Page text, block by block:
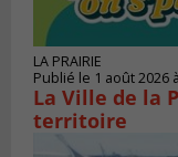
LA PRAIRIE
Publié le 1 août 2026
La Ville de la
territoire